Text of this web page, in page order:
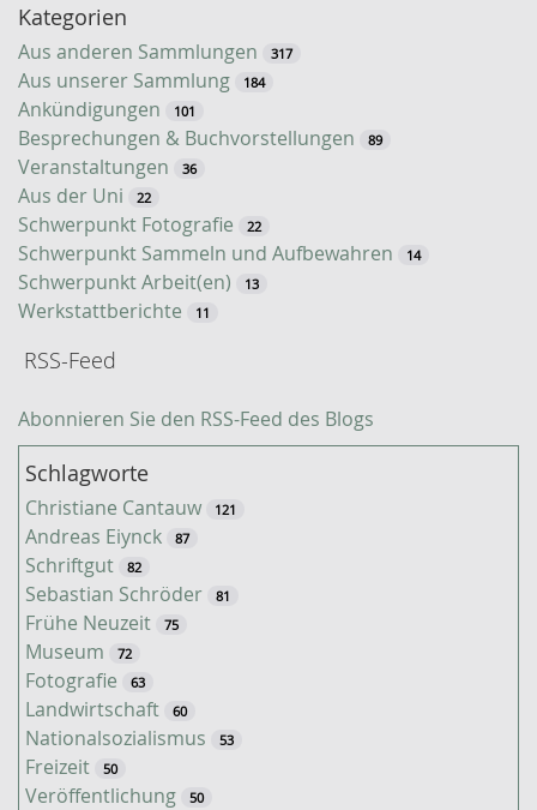
S
u
c
h
e
Kategorien
Aus anderen Sammlungen 317
Aus unserer Sammlung 184
Ankündigungen 101
Besprechungen & Buchvorstellungen 89
Veranstaltungen 36
Aus der Uni 22
Schwerpunkt Fotografie 22
Schwerpunkt Sammeln und Aufbewahren 14
Schwerpunkt Arbeit(en) 13
Werkstattberichte 11
RSS-Feed
Abonnieren Sie den RSS-Feed des Blogs
Schlagworte
Christiane Cantauw 121
Andreas Eiynck 87
Schriftgut 82
Sebastian Schröder 81
Frühe Neuzeit 75
Museum 72
Fotografie 63
Landwirtschaft 60
Nationalsozialismus 53
Freizeit 50
Veröffentlichung 50